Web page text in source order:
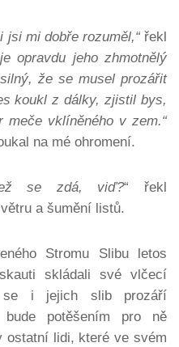
jsi mi dobře rozuměl,“řekl
opravdu jeho zhmotnělý
že se musel prozářit
koukl z dálky, zjistil bys,
vklíněného v zem.“
na mé ohromení.
se zdá, viď?“ řekl
a šumění listů.
Stromu Slibu letos
skládali své vlčecí
i jejich slib prozáří
potěšením pro ně
ostatní lidi, které ve svém